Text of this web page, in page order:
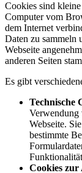
Cookies sind
Computer vom
dem Internet
Daten zu sammeln
Webseite
anderen Seiten
Es gibt
Technische
Verwendung
Webseite.
bestimmte
Cookies zur